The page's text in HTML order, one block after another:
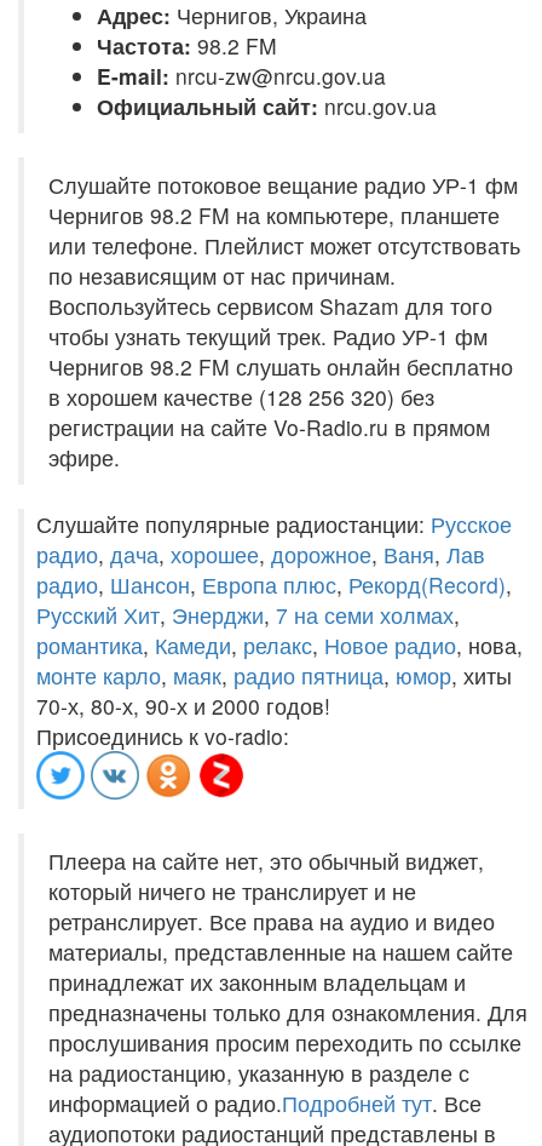
Адрес: Чернигов, Украина
Частота: 98.2 FM
E-mail: nrcu-zw@nrcu.gov.ua
Официальный сайт: nrcu.gov.ua
Слушайте потоковое вещание радио УР-1 фм
Чернигов 98.2 FM на компьютере, планшете
или телефоне. Плейлист может отсутствовать
по независящим от нас причинам.
Воспользуйтесь сервисом Shazam для того
чтобы узнать текущий трек. Радио УР-1 фм
Чернигов 98.2 FM слушать онлайн бесплатно
в хорошем качестве (128 256 320) без
регистрации на сайте Vo-Radio.ru в прямом
эфире.
Слушайте популярные радиостанции: Русское
радио, дача, хорошее, дорожное, Ваня, Лав
радио, Шансон, Европа плюс, Рекорд(Record),
Русский Хит, Энерджи, 7 на семи холмах,
романтика, Камеди, релакс, Новое радио, нова,
монте карло, маяк, радио пятница, юмор, хиты
70-х, 80-х, 90-х и 2000 годов!
Присоединись к vo-radio:
Плеера на сайте нет, это обычный виджет,
который ничего не транслирует и не
ретранслирует. Все права на аудио и видео
материалы, представленные на нашем сайте
принадлежат их законным владельцам и
предназначены только для ознакомления. Для
прослушивания просим переходить по ссылке
на радиостанцию, указанную в разделе с
информацией о радио.Подробней тут. Все
аудиопотоки радиостанций представлены в